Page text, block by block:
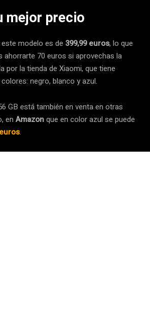
mejor precio
modelo es de 399,99 euros, lo que
ahorrarte 70 euros si aprovechas la
por la tienda de Xiaomi, que tiene
negro, blanco y azul.
GB está también en venta en otras
en Amazonque en color azul se puede
.